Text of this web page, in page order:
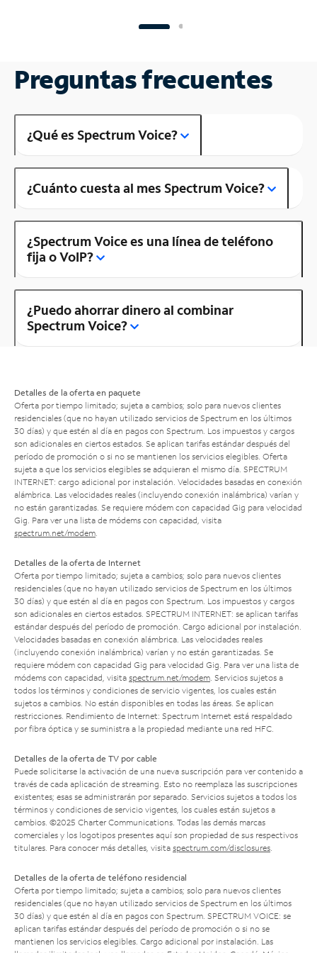
Preguntas frecuentes
¿Qué es Spectrum Voice?
¿Cuánto cuesta al mes Spectrum Voice?
¿Spectrum Voice es una línea de teléfono
fija o VoIP?
¿Puedo ahorrar dinero al combinar
Spectrum Voice?
Detalles de la oferta en paquete
Oferta por tiempo limitado; sujeta a cambios; solo para nuevos clientes
residenciales (que no hayan utilizado servicios de Spectrum en los últimos
30 días) y que estén al día en pagos con Spectrum. Los impuestos y cargos
son adicionales en ciertos estados. Se aplican tarifas estándar después del
período de promoción o si no se mantienen los servicios elegibles. Oferta
sujeta a que los servicios elegibles se adquieran el mismo día. SPECTRUM
INTERNET: cargo adicional por instalación. Velocidades basadas en conexión
alámbrica. Las velocidades reales (incluyendo conexión inalámbrica) varían y
no están garantizadas. Se requiere módem con capacidad Gig para velocidad
Gig. Para ver una lista de módems con capacidad, visita
spectrum.net/modem
Detalles de la oferta de Internet
Oferta por tiempo limitado; sujeta a cambios; solo para nuevos clientes
residenciales (que no hayan utilizado servicios de Spectrum en los últimos
30 días) y que estén al día en pagos con Spectrum. Los impuestos y cargos
son adicionales en ciertos estados. SPECTRUM INTERNET: se aplican tarifas
estándar después del período de promoción. Cargo adicional por instalación.
Velocidades basadas en conexión alámbrica. Las velocidades reales
(incluyendo conexión inalámbrica) varían y no están garantizadas. Se
requiere módem con capacidad Gig para velocidad Gig. Para ver una lista de
módems con capacidad, visita spectrum.net/modem . Servicios sujetos a
todos los términos y condiciones de servicio vigentes, los cuales están
sujetos a cambios. No están disponibles en todas las áreas. Se aplican
restricciones. Rendimiento de Internet: Spectrum Internet está respaldado
por fibra óptica y se suministra a la propiedad mediante una red HFC.
Detalles de la oferta de TV por cable
Puede solicitarse la activación de una nueva suscripción para ver contenido a
través de cada aplicación de streaming. Esto no reemplaza las suscripciones
existentes; esas se administrarán por separado. Servicios sujetos a todos los
términos y condiciones de servicio vigentes, los cuales están sujetos a
cambios. ©2025 Charter Communications. Todas las demás marcas
comerciales y los logotipos presentes aquí son propiedad de sus respectivos
titulares. Para conocer más detalles, visita spectrum.com/disclosures
Detalles de la oferta de teléfono residencial
Oferta por tiempo limitado; sujeta a cambios; solo para nuevos clientes
residenciales (que no hayan utilizado servicios de Spectrum en los últimos
30 días) y que estén al día en pagos con Spectrum. SPECTRUM VOICE: se
aplican tarifas estándar después del período de promoción o si no se
mantienen los servicios elegibles. Cargo adicional por instalación. Las